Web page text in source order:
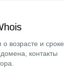
возрасте и сроке
контакты